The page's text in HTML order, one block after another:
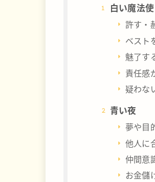
白い魔法
許す・
ベスト
魅了す
責任感
疑わな
青い夜
夢や目
他人に
仲間意
お金儲